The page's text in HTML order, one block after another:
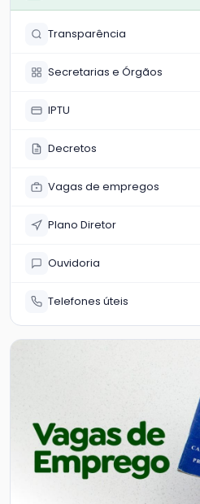
Transparência
Secretarias e Órgãos
IPTU
Decretos
Vagas de empregos
Plano Diretor
Ouvidoria
Telefones úteis